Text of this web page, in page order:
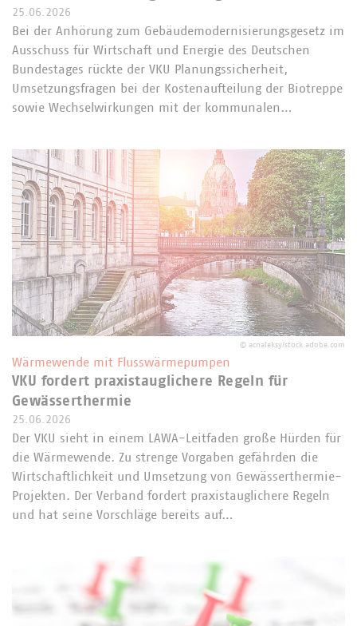
25.06.2026
Bei der Anhörung zum Gebäudemodernisierungsgesetz im
Ausschuss für Wirtschaft und Energie des Deutschen
Bundestages rückte der VKU Planungssicherheit,
Umsetzungsfragen bei der Kostenaufteilung der Biotreppe
sowie Wechselwirkungen mit der kommunalen…
© acnaleksy/stock.adobe.com
Wärmewende mit Flusswärmepumpen
VKU fordert praxistauglichere Regeln für
Gewässerthermie
25.06.2026
Der VKU sieht in einem LAWA-Leitfaden große Hürden für
die Wärmewende. Zu strenge Vorgaben gefährden die
Wirtschaftlichkeit und Umsetzung von Gewässerthermie-
Projekten. Der Verband fordert praxistauglichere Regeln
und hat seine Vorschläge bereits auf…